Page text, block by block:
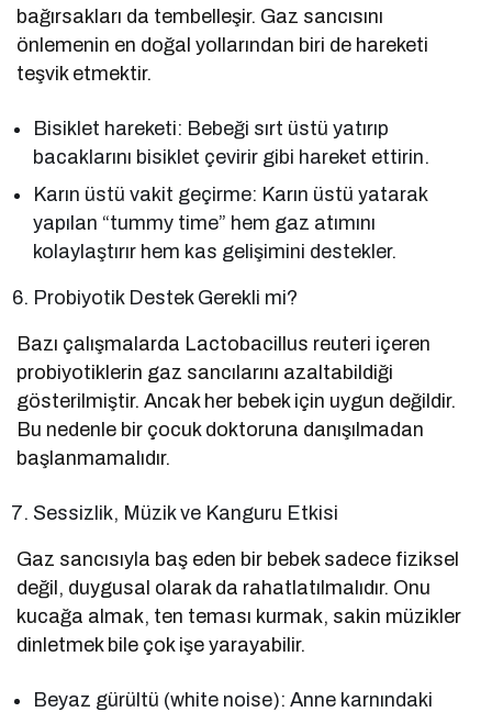
bağırsakları da tembelleşir. Gaz sancısını
önlemenin en doğal yollarından biri de hareketi
teşvik etmektir.
Bisiklet hareketi: Bebeği sırt üstü yatırıp
bacaklarını bisiklet çevirir gibi hareket ettirin.
Karın üstü vakit geçirme: Karın üstü yatarak
yapılan “tummy time” hem gaz atımını
kolaylaştırır hem kas gelişimini destekler.
Probiyotik Destek Gerekli mi?
Bazı çalışmalarda Lactobacillus reuteri içeren
probiyotiklerin gaz sancılarını azaltabildiği
gösterilmiştir. Ancak her bebek için uygun değildir.
Bu nedenle bir çocuk doktoruna danışılmadan
başlanmamalıdır.
Sessizlik, Müzik ve Kanguru Etkisi
Gaz sancısıyla baş eden bir bebek sadece fiziksel
değil, duygusal olarak da rahatlatılmalıdır. Onu
kucağa almak, ten teması kurmak, sakin müzikler
dinletmek bile çok işe yarayabilir.
Beyaz gürültü (white noise): Anne karnındaki